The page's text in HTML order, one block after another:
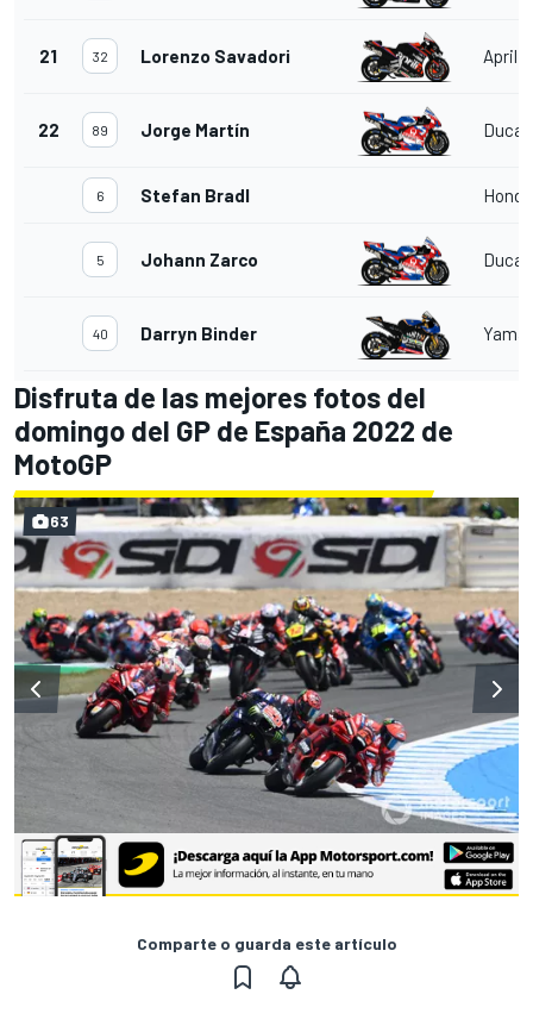
21 32 Lorenzo Savadori Aprilia
22 89 Jorge Martín
6 Stefan Bradl Honda
5 Johann Zarco
40 Darryn Binder
Disfruta de las mejores fotos del
domingo del GP de España 2022 de
MotoGP
63
Comparte o guarda este artículo